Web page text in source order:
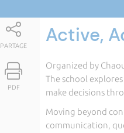
PARTAGE
PDF
Active,
Organized by
The school
make decisions
Moving beyond
communication,